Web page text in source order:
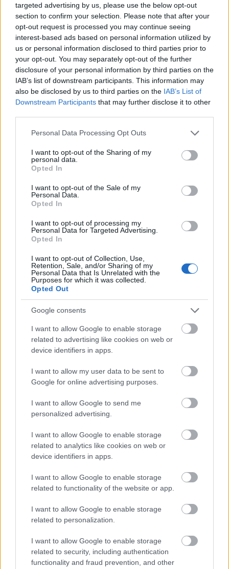
targeted advertising by us, please use the below opt-out
section to confirm your selection. Please note that after your
opt-out request is processed you may continue seeing
interest-based ads based on personal information utilized by
us or personal information disclosed to third parties prior to
your opt-out. You may separately opt-out of the further
disclosure of your personal information by third parties on the
IAB’s list of downstream participants. This information may
also be disclosed by us to third parties on the IAB’s List of
Downstream Participants that may further disclose it to other
Please note that this website/app uses one or more Google
not limited to your visit or usage behaviour. You may click to
grant or deny consent to Google and its third-party tags to
use your data for below specified purposes in below Google
consent section.
Personal Data Processing Opt Outs
I want to opt-out of the Sharing of my
personal data.
Opted In
I want to opt-out of the Sale of my
Personal Data.
Opted In
I want to opt-out of processing my
Personal Data for Targeted Advertising.
Opted In
I want to opt-out of Collection, Use,
Retention, Sale, and/or Sharing of my
Personal Data that Is Unrelated with the
Purposes for which it was collected.
Opted Out
Google consents
I want to allow Google to enable storage
related to advertising like cookies on web or
device identifiers in apps.
I want to allow my user data to be sent to
Google for online advertising purposes.
I want to allow Google to send me
personalized advertising.
I want to allow Google to enable storage
related to analytics like cookies on web or
device identifiers in apps.
I want to allow Google to enable storage
related to functionality of the website or app.
I want to allow Google to enable storage
related to personalization.
I want to allow Google to enable storage
related to security, including authentication
functionality and fraud prevention, and other
nemzedék
2020. április 09.
Ezt a cikket először az első epizód után akartam
megírni, aztán úgy döntöttem, várok még egy részt,
hogy tisztábban lássak. Aztán még egyet, hogy végre
elinduljanak, aztán még egyet, hogy jobban
beinduljanak a sztoriszálak, de végül is csak az évad
végére tudnám megválaszolni a kérdést, hogy erre…
Picard epizódismertetők
A Star Trek Picard 20 évvel a Star Trek: Nemezis
története után játszódik, és Jean-Luc Picard életének
egy új fejezetét meséli el. A sorozat Amerikában a
CBS All Access, Európában az Amazon Prime Video
streamszolgáltatásán látható. ELSŐ ÉVAD 1x01.
Remembrance (2020.01.23.) Miután 14 éve…